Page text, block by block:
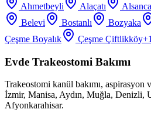
Ahmetbeyli Alaçatı
Belevi
Bostanlı Bozyaka
Çeşme Boyalık
Çeşme Çiftlikköy+
Evde Trakeostomi Bakımı
Trakeostomi kanül bakımı,
İzmir, Manisa, Aydın, Muğla, Denizli,
Afyonkarahisar.